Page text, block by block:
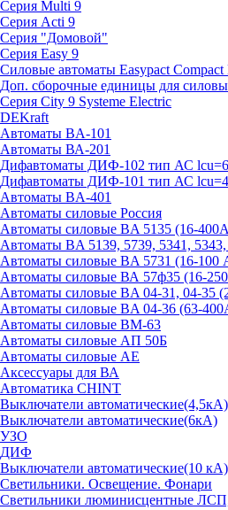
Серия Multi 9
Серия Acti 9
Серия "Домовой"
Серия Easy 9
Силовые автоматы Easypact Compact
Доп. сборочные единицы для
Серия City 9 Systeme Electric
DEKraft
Автоматы BA-101
Автоматы ВА-201
Дифавтоматы ДИФ-102 тип АС
Дифавтоматы ДИФ-101 тип АС
Автоматы BA-401
Автоматы силовые Россия
Автоматы силовые BA 5135 (16-
Автоматы BA 5139, 5739, 5341,
Автоматы силовые BA 5731 (16-100
Автоматы силовые ВА 57ф35 (16-
Автоматы силовые BA 04-31, 04-35
Автоматы силовые BA 04-36 (63-
Автоматы силовые ВМ-63
Автоматы силовые АП 50Б
Автоматы силовые АЕ
Аксессуары для ВА
Автоматика CHINT
Выключатели автоматические(4,5кА)
Выключатели автоматические(6кА)
УЗО
ДИФ
Выключатели автоматические(10 кА)
Светильники. Освещение. Фонари
Светильники люминисцентные